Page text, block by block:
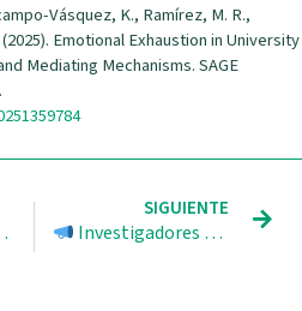
Vásquez, K., Ramírez, M. R.,
Emotional Exhaustion in University
Mediating Mechanisms. SAGE
refugiados en la UE
SIGUIENTE
Investigadores del grupos WISES de la facultad de RRLL y RRHH tuvieron este martes un encuentro con investigadores del Departamento de Estudios Organizacionales de la Universidad de Guanajuato.